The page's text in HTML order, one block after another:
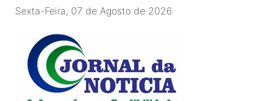
Sexta-Feira, 07 de Agosto de 2026